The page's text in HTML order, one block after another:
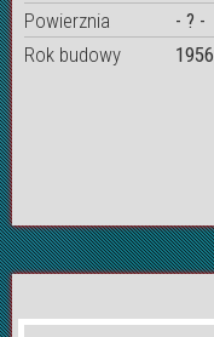
Powierznia
- ? -
Rok budowy
1956